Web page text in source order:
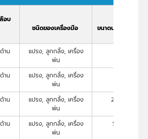
อบ
ชนิดของเครื่องมือ ขนาดบรรจุภัณฑ์ (
าน
แปรง, ลูกกลิ้ง, เครื่อง
พ่น
าน
แปรง, ลูกกลิ้ง, เครื่อง
พ่น
าน
แปรง, ลูกกลิ้ง, เครื่อง
พ่น
2.5 (9.5 กก./
าน
แปรง, ลูกกลิ้ง, เครื่อง
พ่น
5 (18.5 กก./